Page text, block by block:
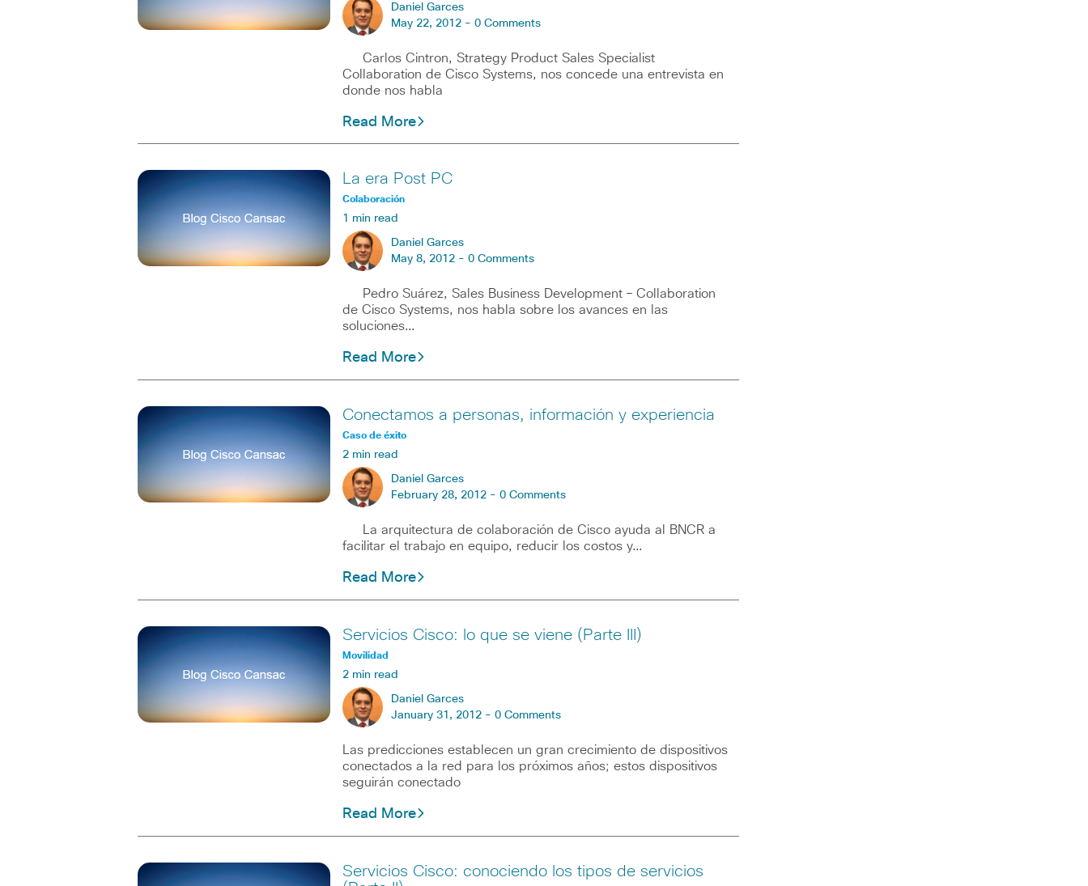
Daniel Garces
May 22, 2012 - 0 Comments
Carlos Cintron, Strategy Product Sales Specialist
Collaboration de Cisco Systems, nos concede una entrevista en
donde nos habla
Read More
La era Post PC
Colaboración
1 min read
Daniel Garces
May 8, 2012 - 0 Comments
Pedro Suárez, Sales Business Development – Collaboration
de Cisco Systems, nos habla sobre los avances en las
soluciones…
Read More
Conectamos a personas, información y experiencia
Caso de éxito
2 min read
Daniel Garces
February 28, 2012 - 0 Comments
La arquitectura de colaboración de Cisco ayuda al BNCR a
facilitar el trabajo en equipo, reducir los costos y…
Read More
Servicios Cisco: lo que se viene (Parte III)
Movilidad
2 min read
Daniel Garces
January 31, 2012 - 0 Comments
Las predicciones establecen un gran crecimiento de dispositivos
conectados a la red para los próximos años; estos dispositivos
seguirán conectado
Read More
Servicios Cisco: conociendo los tipos de servicios